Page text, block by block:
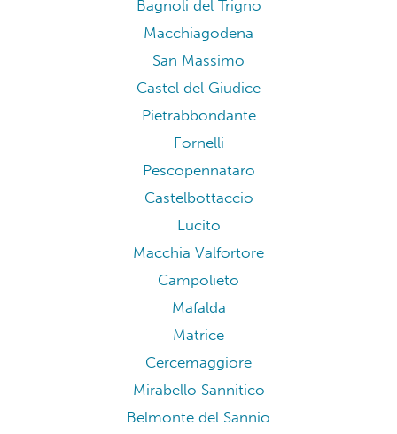
Bagnoli del Trigno
Macchiagodena
San Massimo
Castel del Giudice
Pietrabbondante
Fornelli
Pescopennataro
Castelbottaccio
Lucito
Macchia Valfortore
Campolieto
Mafalda
Matrice
Cercemaggiore
Mirabello Sannitico
Belmonte del Sannio